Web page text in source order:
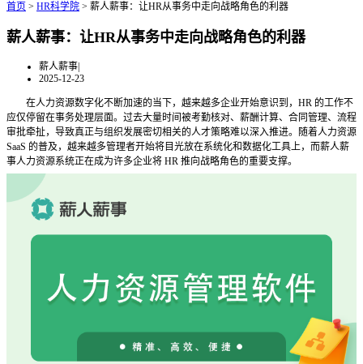
首页 > HR科学院 > 薪人薪事：让HR从事务中走向战略角色的利器
薪人薪事：让HR从事务中走向战略角色的利器
薪人薪事|
2025-12-23
在人力资源数字化不断加速的当下，越来越多企业开始意识到， HR 的工作不
应仅停留在事务处理层面。过去大量时间被考勤核对、薪酬计算、合同管理、流程
审批牵扯，导致真正与组织发展密切相关的人才策略难以深入推进。随着人力资源
SaaS 的普及，越来越多管理者开始将目光放在系统化和数据化工具上，而薪人薪
事人力资源系统正在成为许多企业将 HR 推向战略角色的重要支撑。